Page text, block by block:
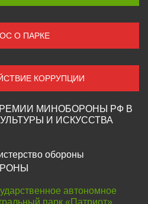
О ПАРКЕ
КОРРУПЦИИ
МИНОБОРОНЫ РФ В
И ИСКУССТВА
автономное
парк «Патриот»